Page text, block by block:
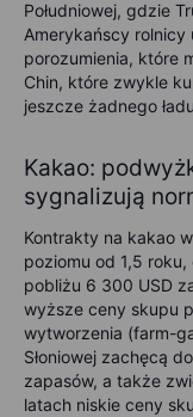
Południowej, gdzie
Amerykańscy rolnicy
porozumienia, które
Chin, które zwykle
jeszcze żadnego
Kakao:
sygnalizują
Kontrakty na kakao
poziomu od 1,5
pobliżu 6 300 USD
wyższe ceny skupu
wytworzenia (farm-
Słoniowej zachęcą
zapasów, a także
latach niskie ceny